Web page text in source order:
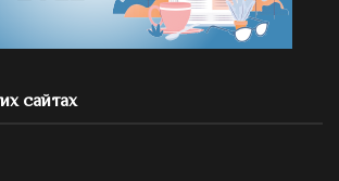
сайтах